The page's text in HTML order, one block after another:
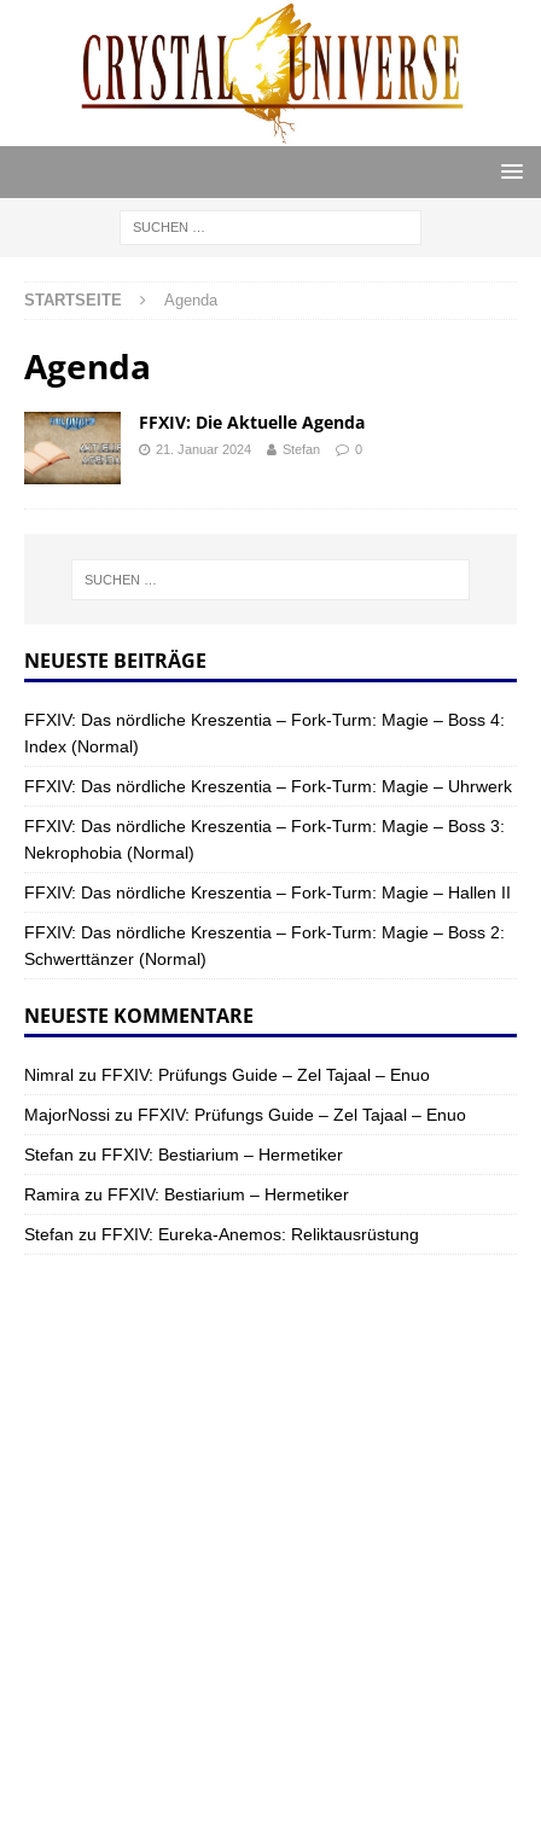
STARTSEITE Agenda
Agenda
FFXIV: Die Aktuelle Agenda
21. Januar 2024 Stefan 0
NEUESTE BEITRÄGE
FFXIV: Das nördliche Kreszentia – Fork-Turm: Magie – Boss 4:
Index (Normal)
FFXIV: Das nördliche Kreszentia – Fork-Turm: Magie – Uhrwerk
FFXIV: Das nördliche Kreszentia – Fork-Turm: Magie – Boss 3:
Nekrophobia (Normal)
FFXIV: Das nördliche Kreszentia – Fork-Turm: Magie – Hallen II
FFXIV: Das nördliche Kreszentia – Fork-Turm: Magie – Boss 2:
Schwerttänzer (Normal)
NEUESTE KOMMENTARE
Nimral zu FFXIV: Prüfungs Guide – Zel Tajaal – Enuo
MajorNossi zu FFXIV: Prüfungs Guide – Zel Tajaal – Enuo
Stefan zu FFXIV: Bestiarium – Hermetiker
Ramira zu FFXIV: Bestiarium – Hermetiker
Stefan zu FFXIV: Eureka-Anemos: Reliktausrüstung